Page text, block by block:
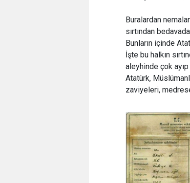
Buralardan
sırtından
Bunların içinde
İşte bu halkın
aleyhinde çok
Atatürk,
zaviyeleri,